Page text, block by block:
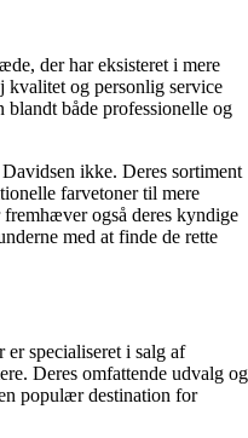
der har eksisteret i mere
kvalitet og personlig service
både professionelle og
ikke. Deres sortiment
farvetoner til mere
også deres kyndige
med at finde de rette
specialiseret i salg af
Deres omfattende udvalg og
populær destination for